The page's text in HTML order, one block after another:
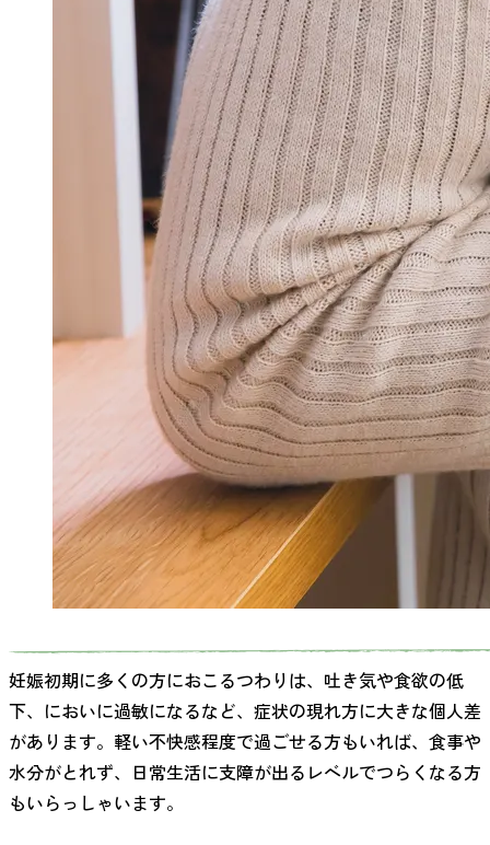
妊娠初期に多くの方におこるつわりは、吐き気や食欲の低
下、においに過敏になるなど、症状の現れ方に大きな個人差
があります。軽い不快感程度で過ごせる方もいれば、食事や
水分がとれず、日常生活に支障が出るレベルでつらくなる方
もいらっしゃいます。